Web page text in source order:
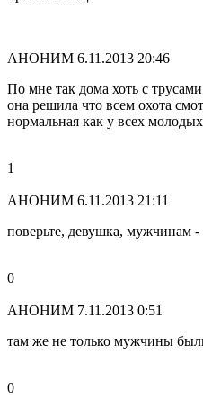
АНОНИМ 6.11.2013 20:46
По мне так дома хоть с
она решила что всем охота
нормальная как у всех
1
АНОНИМ 6.11.2013 21:11
поверьте, девушка, мужчинам -
0
АНОНИМ 7.11.2013 0:51
там же не только мужчины
0